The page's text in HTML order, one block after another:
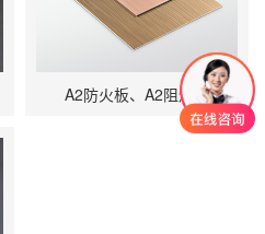
A2防火板、A2阻燃板